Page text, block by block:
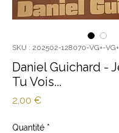
SKU : 202502-128070-VG+-
Daniel Guichard -
Tu Vois...
2,00 €Prix
Quantité *